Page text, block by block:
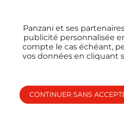
Panzani et ses
publicité personnalisée
compte le cas échéant,
vos données en cliquant
CONTINUER SANS